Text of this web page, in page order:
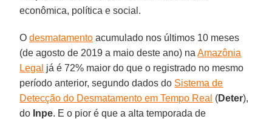
econômica, política e social.
Odesmatamento acumulado nos últimos 10 meses
(de agosto de 2019 a maio deste ano) naAmazônia
Legal já é 72% maior do que o registrado no mesmo
período anterior, segundo dados do Sistema de
Detecção do Desmatamento em Tempo Real (Deter),
do Inpe. E o pior é que a alta temporada de